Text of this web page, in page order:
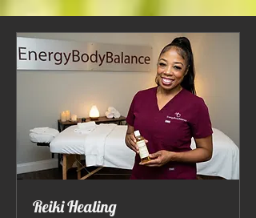
Reiki Healing